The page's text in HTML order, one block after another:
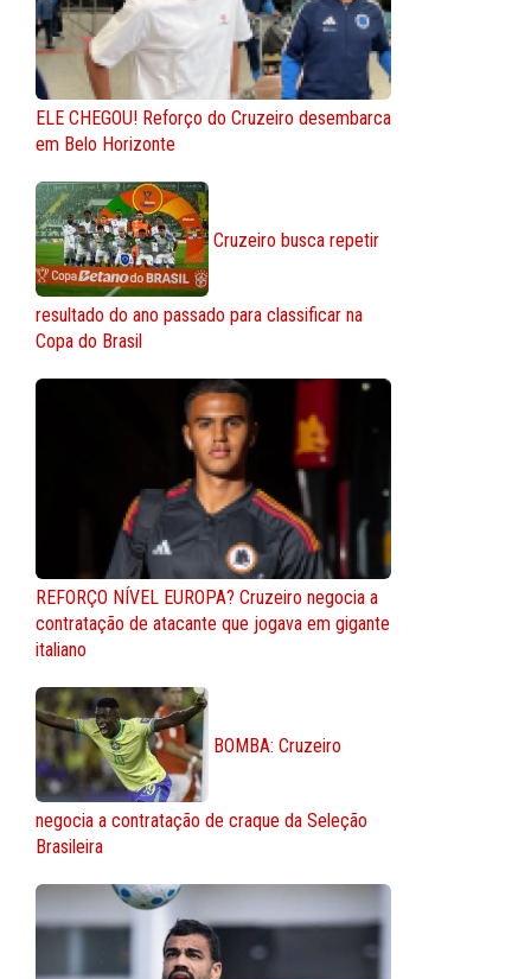
ELE CHEGOU! Reforço do Cruzeiro desembarca
em Belo Horizonte
Cruzeiro busca repetir
resultado do ano passado para classificar na
Copa do Brasil
REFORÇO NÍVEL EUROPA? Cruzeiro negocia a
contratação de atacante que jogava em gigante
italiano
BOMBA: Cruzeiro
negocia a contratação de craque da Seleção
Brasileira